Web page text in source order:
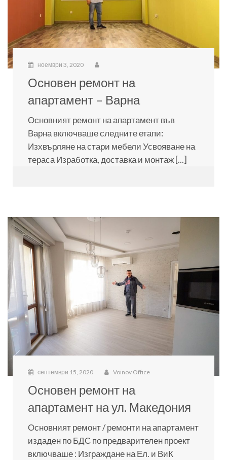
ноември 3, 2020
Основен ремонт на
апартамент – Варна
Основният ремонт на апартамент във
Варна включваше следните етапи:
Изхвърляне на стари мебели Усвояване на
тераса Изработка, доставка и монтаж [...]
септември 15, 2020 Voinov Office
Основен ремонт на
апартамент на ул. Македония
Основният ремонт / ремонти на апартамент
издаден по БДС по предварителен проект
включваше : Изграждане на Ел. и ВиК